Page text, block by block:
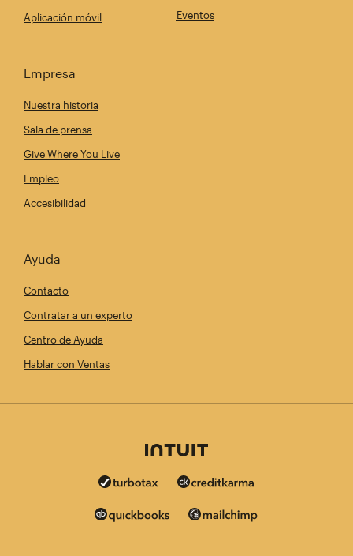
Aplicación móvil
Eventos
Empresa
Nuestra historia
Sala de prensa
Give Where You Live
Empleo
Accesibilidad
Ayuda
Contacto
Contratar a un experto
Centro de Ayuda
Hablar con Ventas